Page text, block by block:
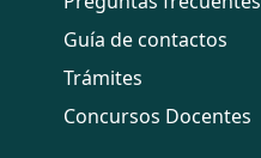
Guía de contactos
Trámites
Concursos Docentes